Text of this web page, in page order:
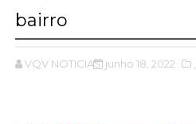
bairro
VQV NOTICIAS junho 18, 2022